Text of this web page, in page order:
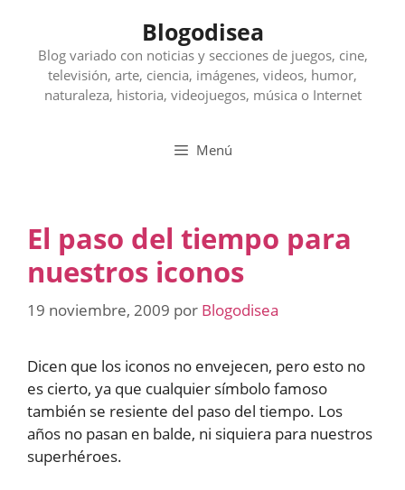
contenido
Blogodisea
Blog variado con noticias y secciones de juegos, cine,
televisión, arte, ciencia, imágenes, videos, humor,
naturaleza, historia, videojuegos, música o Internet
Menú
El paso del tiempo para
nuestros iconos
19 noviembre, 2009 por Blogodisea
Dicen que los iconos no envejecen, pero esto no
es cierto, ya que cualquier símbolo famoso
también se resiente del paso del tiempo. Los
años no pasan en balde, ni siquiera para nuestros
superhéroes.